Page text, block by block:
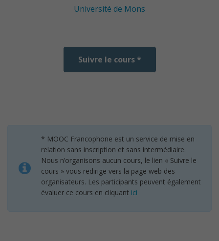
Université de Mons
Suivre le cours *
* MOOC Francophone est un service de mise en
relation sans inscription et sans intermédiaire.
Nous n’organisons aucun cours, le lien « Suivre le
cours » vous redirige vers la page web des
organisateurs. Les participants peuvent également
évaluer ce cours en cliquant ici